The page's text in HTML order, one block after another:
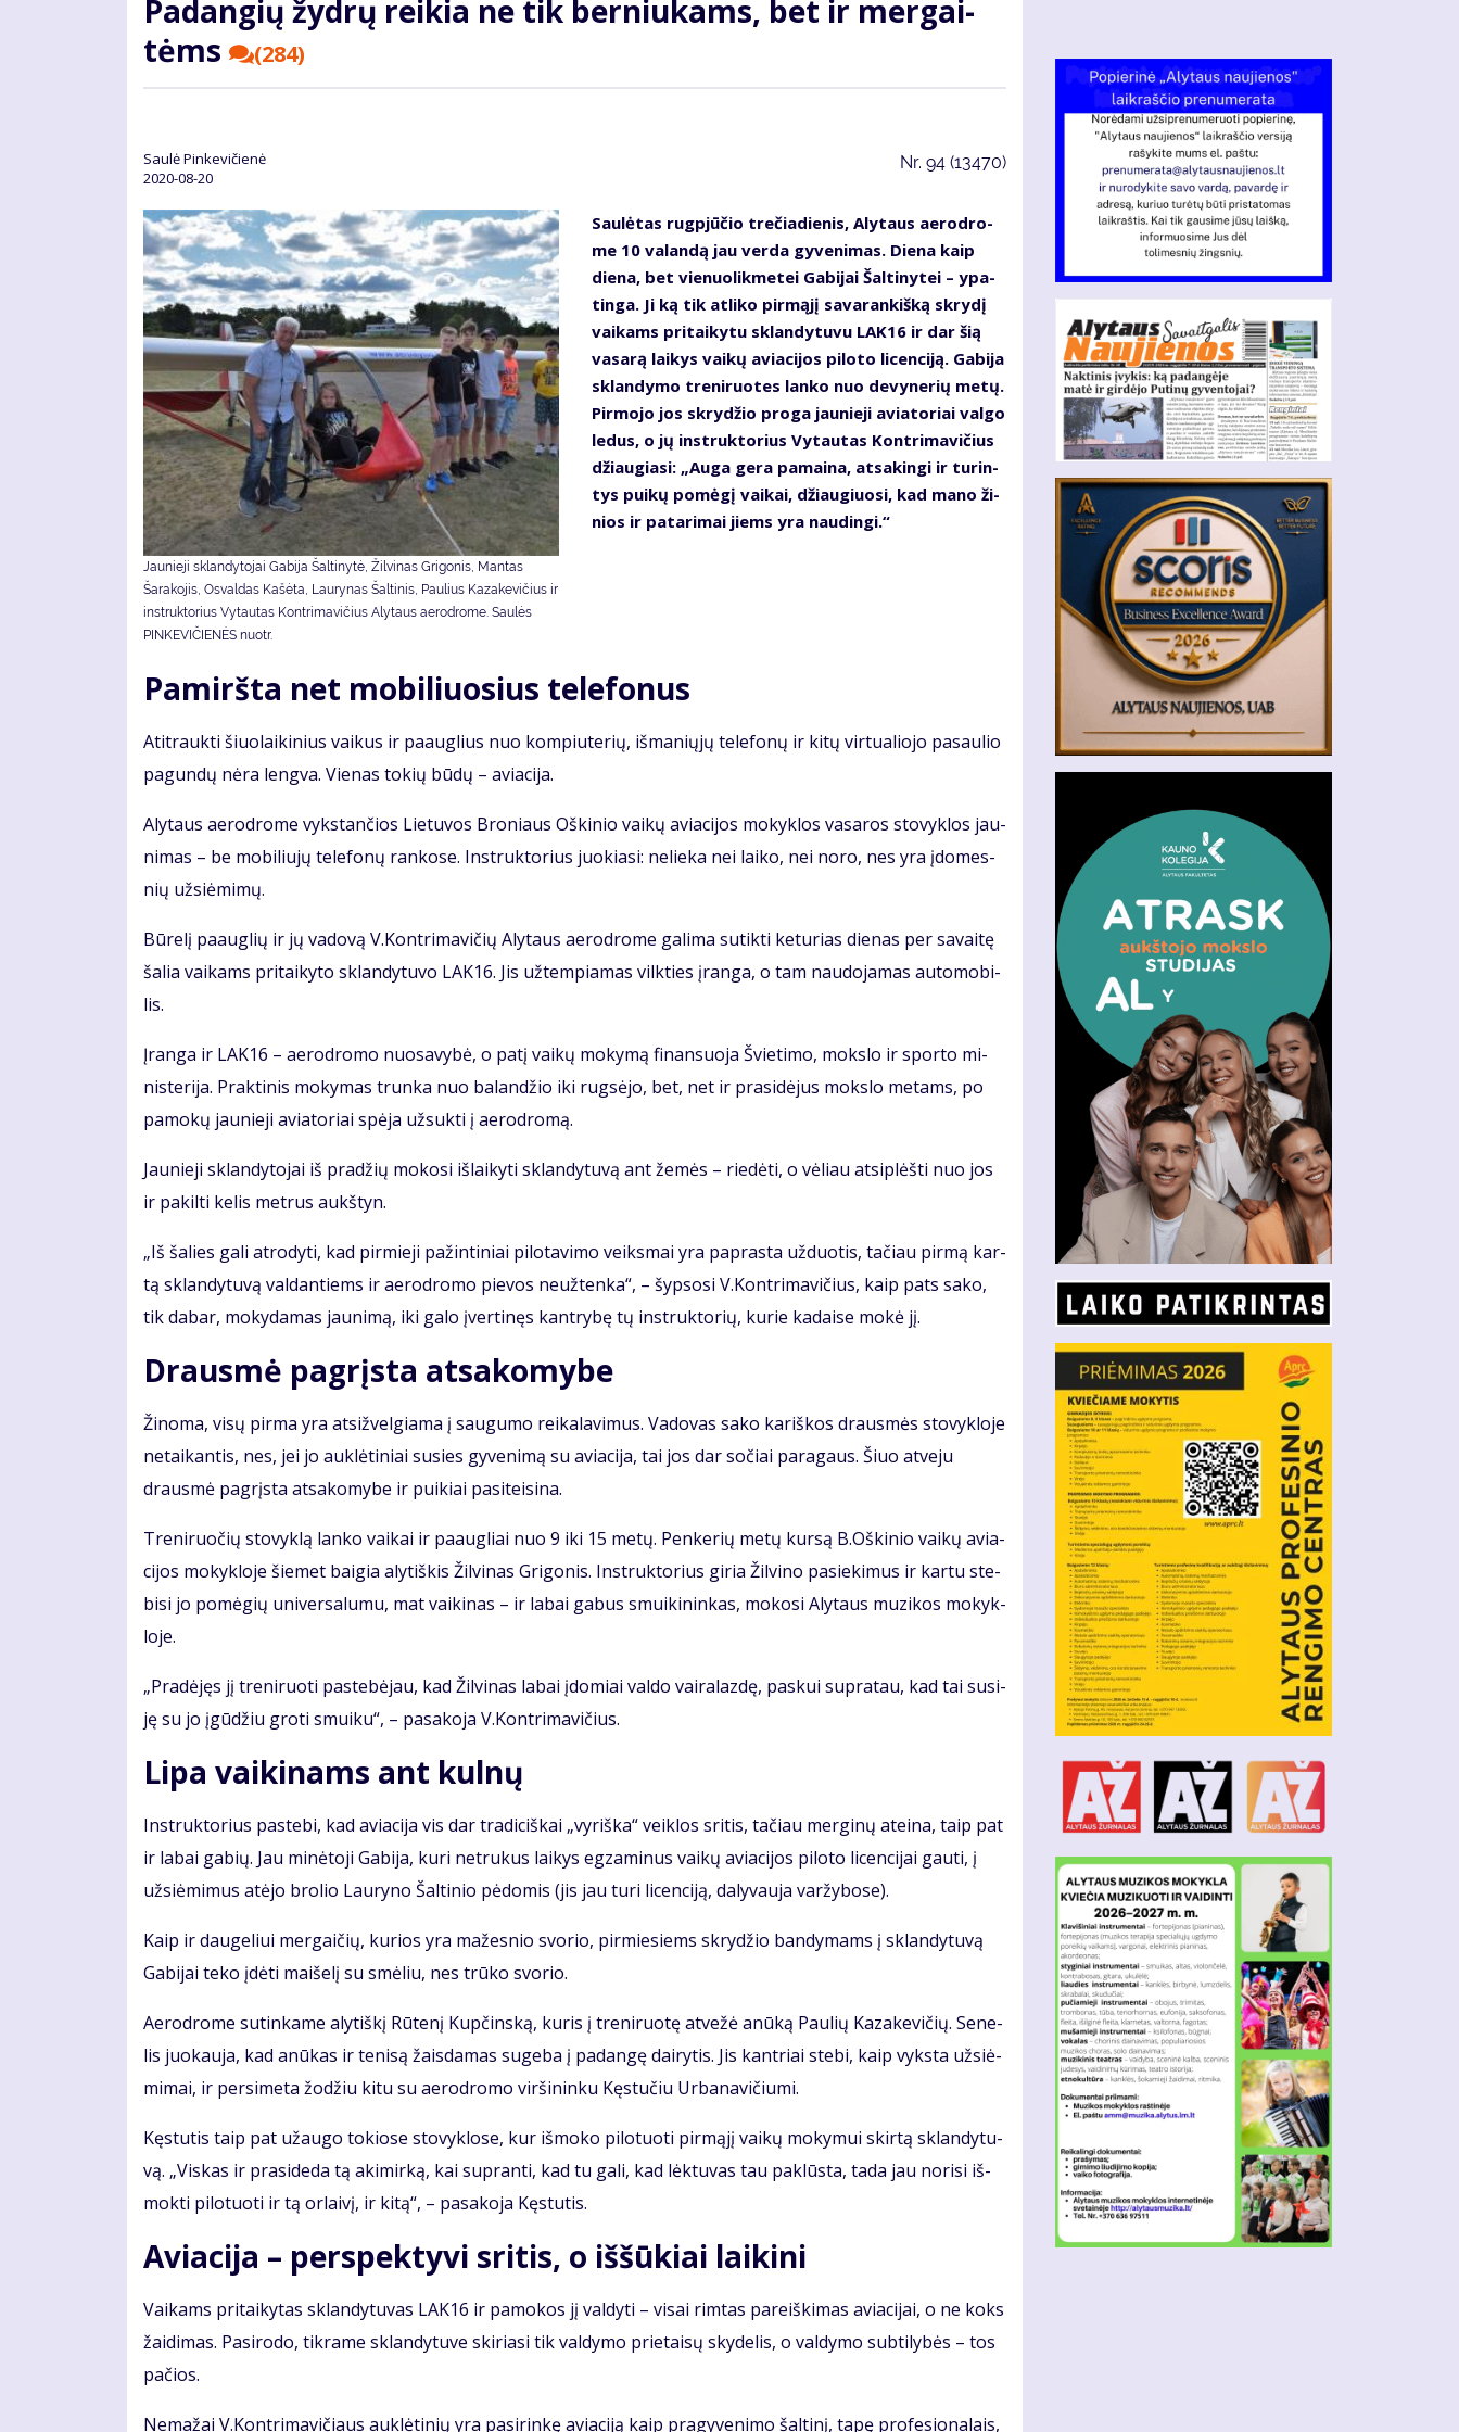
Pa­dan­gių žyd­rų rei­kia ne tik ber­niu­kams, bet ir mer­gai­
tėms
(284)
Saulė Pinkevičienė
2020-08-20
Nr. 94 (13470)
Jaunieji sklandytojai Gabija Šaltinytė, Žilvinas Grigonis, Mantas
Šarakojis, Osvaldas Kašėta, Laurynas Šaltinis, Paulius Kazakevičius ir
instruktorius Vytautas Kontrimavičius Alytaus aerodrome. Saulės
PINKEVIČIENĖS nuotr.
Sau­lė­tas rug­pjū­čio tre­čia­die­nis, Aly­taus ae­ro­dro­
me 10 va­lan­dą jau ver­da gy­ve­ni­mas. Die­na kaip
die­na, bet vie­nuo­lik­me­tei Ga­bi­jai Šal­ti­ny­tei – ypa­
tin­ga. Ji ką tik at­li­ko pir­mą­jį sa­va­ran­kiš­ką skry­dį
vai­kams pri­tai­ky­tu sklan­dy­tu­vu LAK16 ir dar šią
va­sa­rą lai­kys vai­kų avia­ci­jos pi­lo­to li­cen­ci­ją. Ga­bi­ja
sklan­dy­mo tre­ni­ruo­tes lan­ko nuo de­vy­ne­rių me­tų.
Pir­mo­jo jos skry­džio pro­ga jau­nie­ji avia­to­riai val­go
le­dus, o jų in­struk­to­rius Vy­tau­tas Kon­tri­ma­vi­čius
džiau­gia­si: „Au­ga ge­ra pa­mai­na, at­sa­kin­gi ir tu­rin­
tys pui­kų po­mė­gį vai­kai, džiau­giuo­si, kad ma­no ži­
nios ir pa­ta­ri­mai jiems yra nau­din­gi.“
Pamiršta net mobiliuosius telefonus
Ati­trauk­ti šiuo­lai­ki­nius vai­kus ir pa­aug­lius nuo kom­piu­te­rių, iš­ma­nių­jų te­le­fo­nų ir ki­tų vir­tu­a­lio­jo pa­sau­lio
pa­gun­dų nė­ra leng­va. Vie­nas to­kių bū­dų – avia­ci­ja.
Aly­taus ae­ro­dro­me vyks­tan­čios Lie­tu­vos Bro­niaus Oš­ki­nio vai­kų avia­ci­jos mo­kyk­los va­sa­ros sto­vyk­los jau­
ni­mas – be mo­bi­liu­jų te­le­fo­nų ran­ko­se. In­struk­to­rius juo­kia­si: ne­lie­ka nei lai­ko, nei no­ro, nes yra įdo­mes­
nių už­si­ė­mi­mų.
Bū­re­lį pa­aug­lių ir jų va­do­vą V.Kon­tri­ma­vi­čių Aly­taus ae­ro­dro­me ga­li­ma su­tik­ti ke­tu­rias die­nas per sa­vai­tę
ša­lia vai­kams pri­tai­ky­to sklan­dy­tu­vo LAK16. Jis už­tem­pia­mas vilk­ties įran­ga, o tam nau­do­ja­mas au­to­mo­bi­
lis.
Įran­ga ir LAK16 – ae­ro­dro­mo nuo­sa­vy­bė, o pa­tį vai­kų mo­ky­mą fi­nan­suo­ja Švie­ti­mo, moks­lo ir spor­to mi­
nis­te­ri­ja. Prak­ti­nis mo­ky­mas trun­ka nuo ba­lan­džio iki rug­sė­jo, bet, net ir pra­si­dė­jus moks­lo me­tams, po
pa­mo­kų jau­nie­ji avia­to­riai spė­ja už­suk­ti į ae­ro­dro­mą.
Jau­nie­ji sklan­dy­to­jai iš pra­džių mo­ko­si iš­lai­ky­ti sklan­dy­tu­vą ant že­mės – rie­dė­ti, o vė­liau at­si­plėš­ti nuo jos
ir pa­kil­ti ke­lis met­rus aukš­tyn.
„Iš ša­lies ga­li at­ro­dy­ti, kad pir­mie­ji pa­žin­ti­niai pi­lo­ta­vi­mo veiks­mai yra pa­pras­ta už­duo­tis, ta­čiau pir­mą kar­
tą sklan­dy­tu­vą val­dan­tiems ir ae­ro­dro­mo pie­vos ne­už­ten­ka“, – šyp­so­si V.Kon­tri­ma­vi­čius, kaip pats sa­ko,
tik da­bar, mo­ky­da­mas jau­ni­mą, iki ga­lo įver­ti­nęs kan­try­bę tų in­struk­to­rių, ku­rie ka­dai­se mo­kė jį.
Drausmė pagrįsta atsakomybe
Ži­no­ma, vi­sų pir­ma yra at­si­žvel­gia­ma į sau­gu­mo rei­ka­la­vi­mus. Va­do­vas sa­ko ka­riš­kos draus­mės sto­vyk­lo­je
ne­tai­kan­tis, nes, jei jo auk­lė­ti­niai su­si­es gy­ve­ni­mą su avia­ci­ja, tai jos dar so­čiai pa­ra­gaus. Šiuo at­ve­ju
draus­mė pa­grįs­ta at­sa­ko­my­be ir pui­kiai pa­si­tei­si­na.
Tre­ni­ruo­čių sto­vyk­lą lan­ko vai­kai ir pa­aug­liai nuo 9 iki 15 me­tų. Pen­ke­rių me­tų kur­są B.Oš­ki­nio vai­kų avia­
ci­jos mo­kyk­lo­je šie­met bai­gia aly­tiš­kis Žil­vi­nas Gri­go­nis. In­struk­to­rius gi­ria Žil­vi­no pa­sie­ki­mus ir kar­tu ste­
bi­si jo po­mė­gių uni­ver­sa­lu­mu, mat vai­ki­nas – ir la­bai ga­bus smui­ki­nin­kas, mo­ko­si Aly­taus mu­zi­kos mo­kyk­
lo­je.
„Pra­dė­jęs jį tre­ni­ruo­ti pa­ste­bė­jau, kad Žil­vi­nas la­bai įdo­miai val­do vai­ra­laz­dę, pas­kui su­pra­tau, kad tai su­si­
ję su jo įgū­džiu gro­ti smui­ku“, – pa­sa­ko­ja V.Kon­tri­ma­vi­čius.
Lipa vaikinams ant kulnų
Instruktorius pa­ste­bi, kad avia­ci­ja vis dar tra­di­ciš­kai „vy­riš­ka“ veik­los sri­tis, ta­čiau mer­gi­nų at­ei­na, taip pat
ir la­bai ga­bių. Jau mi­nė­to­ji Ga­bi­ja, ku­ri ne­tru­kus lai­kys eg­za­mi­nus vai­kų avia­ci­jos pi­lo­to li­cen­ci­jai gau­ti, į
už­si­ė­mi­mus at­ėjo bro­lio Lau­ry­no Šal­ti­nio pė­do­mis (jis jau tu­ri li­cen­ci­ją, da­ly­vau­ja var­žy­bo­se).
Kaip ir dau­ge­liui mer­gai­čių, ku­rios yra ma­žes­nio svo­rio, pir­mie­siems skry­džio ban­dy­mams į sklan­dy­tu­vą
Ga­bi­jai te­ko įdė­ti mai­še­lį su smė­liu, nes trū­ko svo­rio.
Ae­ro­dro­me su­tin­ka­me aly­tiš­kį Rū­te­nį Kup­čins­ką, ku­ris į tre­ni­ruo­tę at­ve­žė anū­ką Pau­lių Ka­za­ke­vi­čių. Se­ne­
lis juo­kau­ja, kad anū­kas ir te­ni­są žais­da­mas su­ge­ba į pa­dan­gę dai­ry­tis. Jis kan­triai ste­bi, kaip vyks­ta už­si­ė­
mi­mai, ir per­si­me­ta žo­džiu ki­tu su ae­ro­dro­mo vir­ši­nin­ku Kęs­tu­čiu Ur­ba­na­vi­čiu­mi.
Kęs­tu­tis taip pat už­au­go to­kio­se sto­vyk­lo­se, kur iš­mo­ko pi­lo­tuo­ti pir­mą­jį vai­kų mo­ky­mui skir­tą sklan­dy­tu­
vą. „Vis­kas ir pra­si­de­da tą aki­mir­ką, kai su­pran­ti, kad tu ga­li, kad lėk­tu­vas tau pa­klūs­ta, ta­da jau no­ri­si iš­
mok­ti pi­lo­tuo­ti ir tą or­lai­vį, ir ki­tą“, – pa­sa­ko­ja Kęs­tu­tis.
Aviacija – perspektyvi sritis, o iššūkiai laikini
Vai­kams pri­tai­ky­tas sklan­dy­tu­vas LAK16 ir pa­mo­kos jį val­dy­ti – vi­sai rim­tas pa­reiš­ki­mas avia­ci­jai, o ne koks
žai­di­mas. Pa­si­ro­do, tik­ra­me sklan­dy­tu­ve ski­ria­si tik val­dy­mo prie­tai­sų sky­de­lis, o val­dy­mo sub­ti­ly­bės – tos
pa­čios.
Ne­ma­žai V.Kon­tri­ma­vi­čiaus auk­lė­ti­nių yra pa­si­rin­kę avia­ci­ją kaip pra­gy­ve­ni­mo šal­ti­nį, ta­pę pro­fe­sio­na­lais,